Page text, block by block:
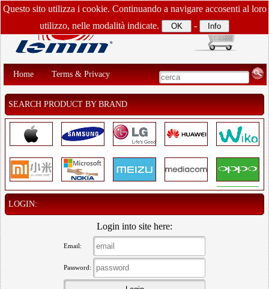
Home Terms & Privacy
SEARCH PRODUCT BY BRAND
LOGIN:
Login into site here:
Email:
Password:
Questo sito utilizza i cookie. Continuando a navigare accosenti al loro
utilizzo, nelle modalità indicate.
-